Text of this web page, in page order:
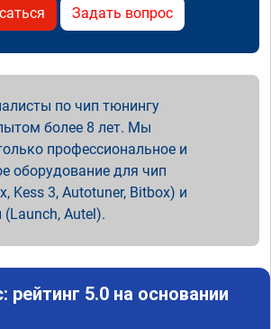
Задать вопрос
по чип тюнингу
более 8 лет. Мы
профессиональное и
оборудование для чип
Kess 3, Autotuner, Bitbox) и
(Launch, Autel).
5.0 на основании